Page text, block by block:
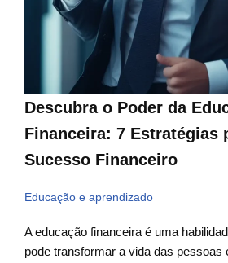
Descubra o Poder da
Financeira: 7 Estratégias
Sucesso Financeiro
Educação e aprendizado
A educação financeira é uma
pode transformar a vida das pessoas